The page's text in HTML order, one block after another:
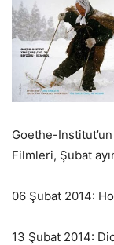
Goethe-
Filmleri, Şubat
06 Şubat 2014:
13 Şubat 2014: